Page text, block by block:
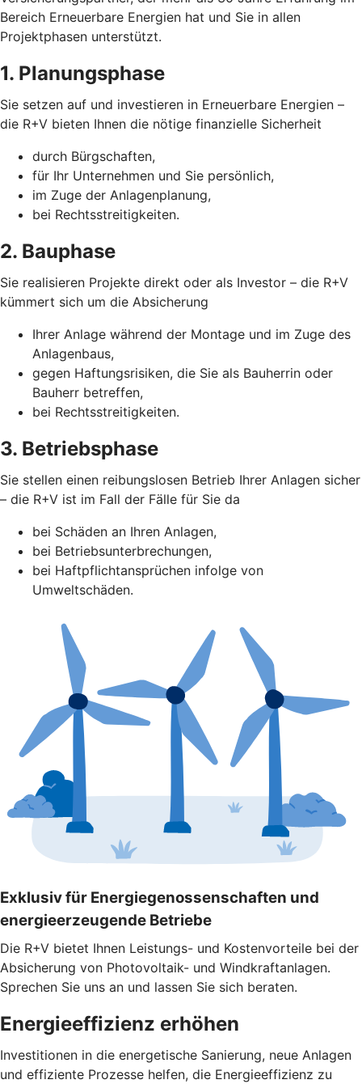
Bereich Erneuerbare Energien hat und Sie in allen
Projektphasen unterstützt.
1. Planungsphase
Sie setzen auf und investieren in Erneuerbare Energien –
die R+V bieten Ihnen die nötige finanzielle Sicherheit
durch Bürgschaften,
für Ihr Unternehmen und Sie persönlich,
im Zuge der Anlagenplanung,
bei Rechtsstreitigkeiten.
2. Bauphase
Sie realisieren Projekte direkt oder als Investor – die R+V
kümmert sich um die Absicherung
Ihrer Anlage während der Montage und im Zuge des
Anlagenbaus,
gegen Haftungsrisiken, die Sie als Bauherrin oder
Bauherr betreffen,
bei Rechtsstreitigkeiten.
3. Betriebsphase
Sie stellen einen reibungslosen Betrieb Ihrer Anlagen sicher
– die R+V ist im Fall der Fälle für Sie da
bei Schäden an Ihren Anlagen,
bei Betriebsunterbrechungen,
bei Haftpflichtansprüchen infolge von
Umweltschäden.
Exklusiv für Energiegenossenschaften und
energieerzeugende Betriebe
Die R+V bietet Ihnen Leistungs- und Kostenvorteile bei der
Absicherung von Photovoltaik- und Windkraftanlagen.
Sprechen Sie uns an und lassen Sie sich beraten.
Energieeffizienz erhöhen
Investitionen in die energetische Sanierung, neue Anlagen
und effiziente Prozesse helfen, die Energieeffizienz zu